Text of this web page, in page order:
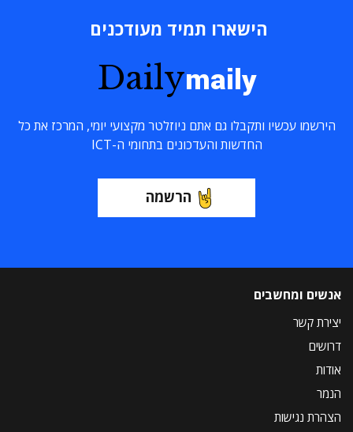
הישארו תמיד מעודכנים
Dailymaily
הירשמו עכשיו ותקבלו גם אתם ניוזלטר מקצועי יומי, המרכז את כל
החדשות והעדכונים בתחומי ה-ICT
הרשמה
אנשים ומחשבים
יצירת קשר
דרושים
אודות
הנמר
הצהרת נגישות